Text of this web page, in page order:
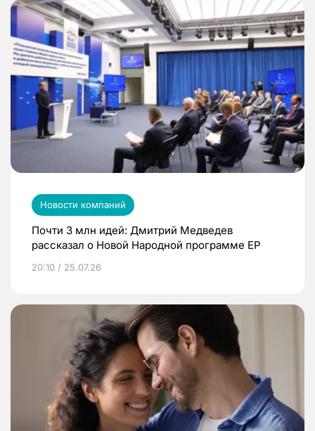
Новости компаний
Почти 3 млн идей: Дмитрий Медведев
рассказал о Новой Народной программе ЕР
20:10 / 25.07.26